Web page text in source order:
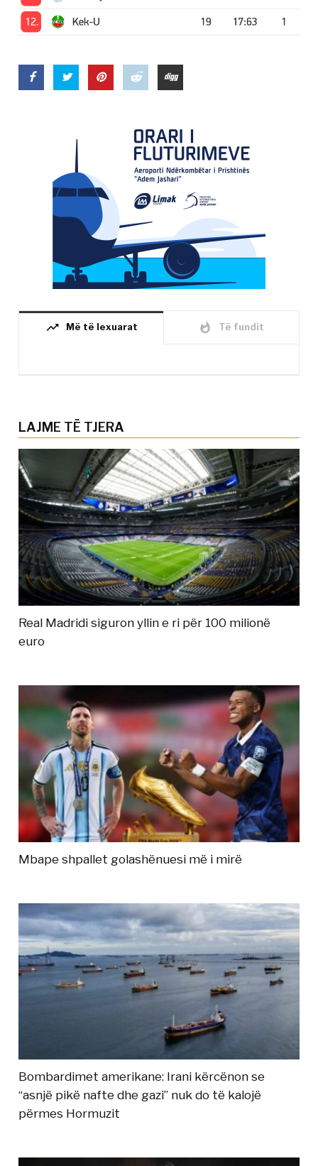
trending_up Më të lexuarat whatshot Të fundit
LAJME TË TJERA
Real Madridi siguron yllin e ri për 100 milionë
euro
Mbape shpallet golashënuesi më i mirë
Bombardimet amerikane: Irani kërcënon se
“asnjë pikë nafte dhe gazi” nuk do të kalojë
përmes Hormuzit